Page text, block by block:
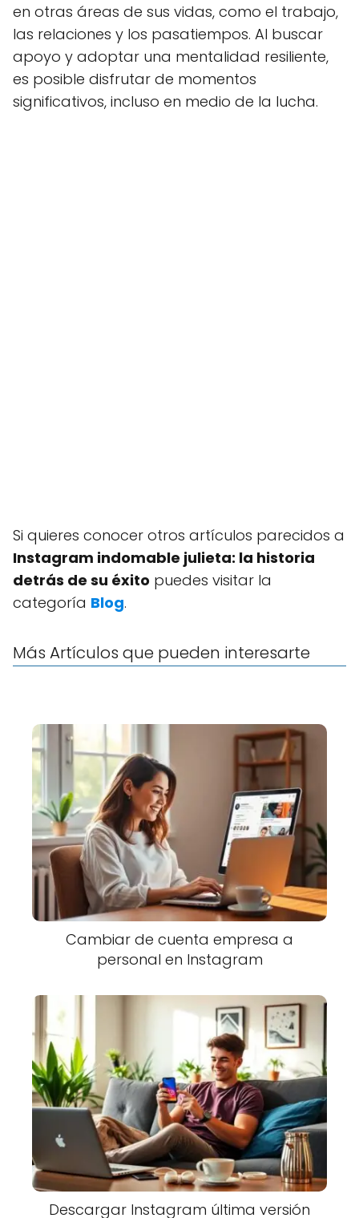
en otras áreas de sus vidas, como el trabajo,
las relaciones y los pasatiempos. Al buscar
apoyo y adoptar una mentalidad resiliente,
es posible disfrutar de momentos
significativos, incluso en medio de la lucha.
Si quieres conocer otros artículos parecidos a
Instagram indomable julieta: la historia
detrás de su éxito puedes visitar la
categoría Blog.
Más Artículos que pueden interesarte
Cambiar de cuenta empresa a
personal en Instagram
Descargar Instagram última versión